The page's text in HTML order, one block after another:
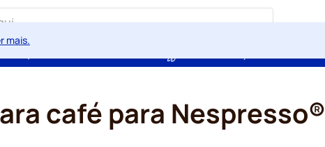
mais.
café para Nespresso®